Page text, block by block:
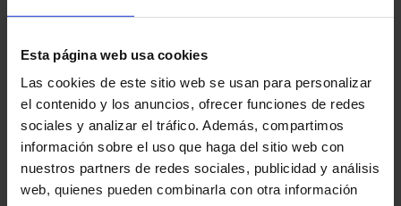
Esta página web usa cookies
Las cookies de este sitio web se usan para personalizar
el contenido y los anuncios, ofrecer funciones de redes
sociales y analizar el tráfico. Además, compartimos
información sobre el uso que haga del sitio web con
nuestros partners de redes sociales, publicidad y análisis
web, quienes pueden combinarla con otra información
Medicina Estética
Medicina General
Medicina Interna
Neumología
Oftalmología